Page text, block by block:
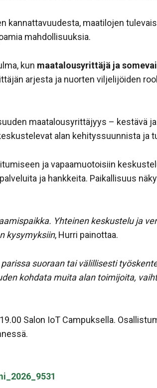
kannattavuudesta, maatilojen
mahdollisuuksia.
kun maatalousyrittäjä ja
arjesta ja nuorten viljelijöiden
maatalousyrittäjyys – kestävä ja
alan kehityssuunnista ja
ja vapaamuotoisiin
ja hankkeita. Paikallisuus
Yhteinen keskustelu ja
kysymyksiin, Hurri painottaa.
suoraan tai välillisesti
kohdata muita alan toimijoita,
Salon IoT Campuksella.